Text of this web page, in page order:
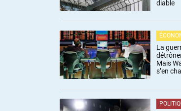
diable
La
Mais
s’en